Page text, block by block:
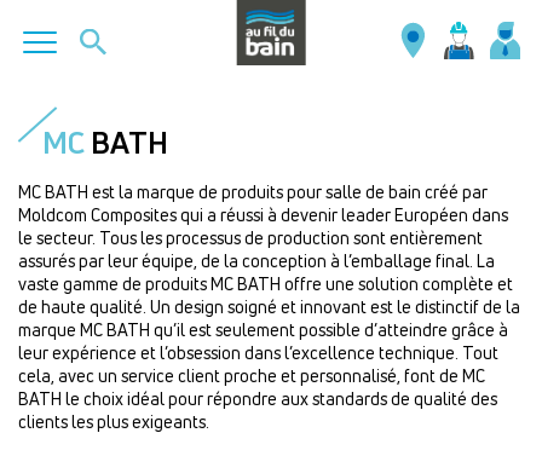
contenu
principal
MC BATH
MC BATH est la marque de produits pour salle de bain créé par
Moldcom Composites qui a réussi à devenir leader Européen dans
le secteur. Tous les processus de production sont entièrement
assurés par leur équipe, de la conception à l’emballage final. La
vaste gamme de produits MC BATH offre une solution complète et
de haute qualité. Un design soigné et innovant est le distinctif de la
marque MC BATH qu’il est seulement possible d’atteindre grâce à
leur expérience et l’obsession dans l’excellence technique. Tout
cela, avec un service client proche et personnalisé, font de MC
BATH le choix idéal pour répondre aux standards de qualité des
clients les plus exigeants.